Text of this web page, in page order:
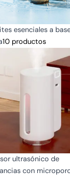
esenciales a
10 productos
ultrasónico de
con